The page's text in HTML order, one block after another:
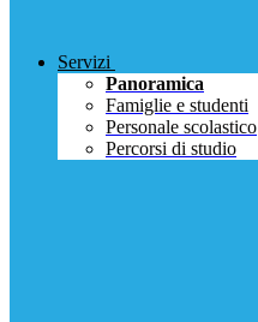
Servizi
Panoramica
Famiglie e studenti
Personale scolastico
Percorsi di studio